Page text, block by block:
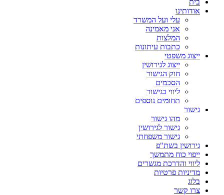
בית
אודותינו
עלי ועל המשרד
אני מאמינה
המלצות
כתבות עיתונות
ייצוג משפטי
ייצוג לגירושין
חוק הגישור
הסכמים
ליווי בגישור
תחומים נוספים
גישור
מהו גישור
גישור לגירושין
גישור משפחתי
גירושין בשת"פ
ייפוי כוח מתמשך
ליווי והדרכת מגשרים
מדיניות פרטיות
בלוג
צרו קשר